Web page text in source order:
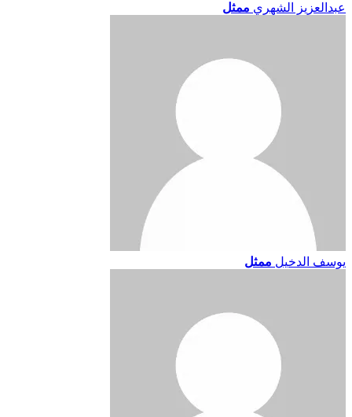
عبدالعزيز الشهري ممثل
يوسف الدخيل ممثل